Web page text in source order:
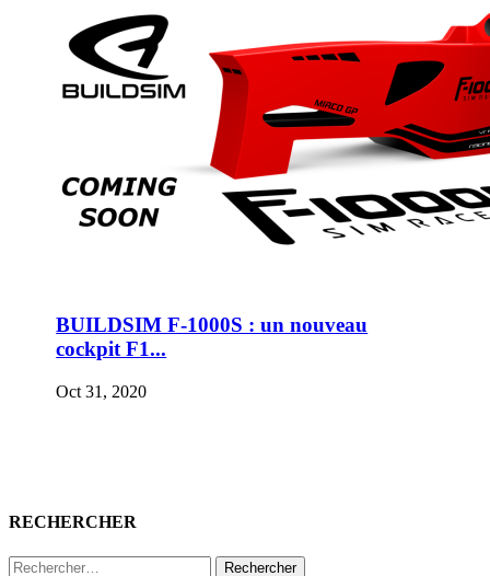
BUILDSIM F-1000S : un nouveau
cockpit F1...
Oct 31, 2020
RECHERCHER
Rechercher :